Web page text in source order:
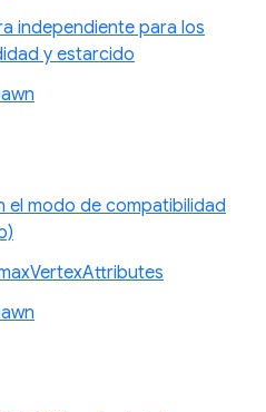
independiente para los
y estarcido
el modo de compatibilidad